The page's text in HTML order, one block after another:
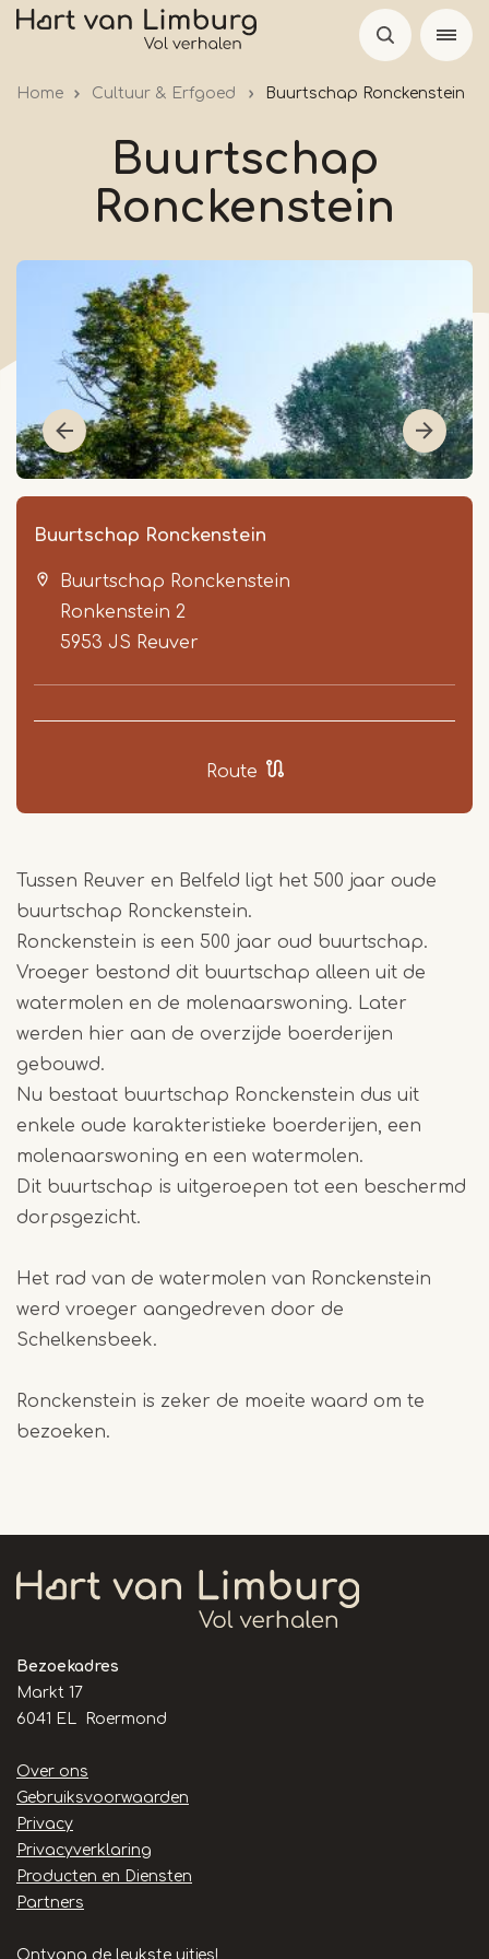
Overslaan
Home Cultuur & Erfgoed Buurtschap Ronckenstein
Buurtschap
Ronckenstein
Buurtschap Ronckenstein
Buurtschap Ronckenstein
Ronkenstein 2
5953 JS Reuver
Route
Tussen Reuver en Belfeld ligt het 500 jaar oude
buurtschap Ronckenstein.
Ronckenstein is een 500 jaar oud buurtschap.
Vroeger bestond dit buurtschap alleen uit de
watermolen en de molenaarswoning. Later
werden hier aan de overzijde boerderijen
gebouwd.
Nu bestaat buurtschap Ronckenstein dus uit
enkele oude karakteristieke boerderijen, een
molenaarswoning en een watermolen.
Dit buurtschap is uitgeroepen tot een beschermd
dorpsgezicht.
Het rad van de watermolen van Ronckenstein
werd vroeger aangedreven door de
Schelkensbeek.
Ronckenstein is zeker de moeite waard om te
bezoeken.
Bezoekadres
Markt 17
6041 EL Roermond
Handige
links
Over ons
Gebruiksvoorwaarden
Privacy
Privacyverklaring
Producten en Diensten
Partners
Ontvang de leukste uitjes!